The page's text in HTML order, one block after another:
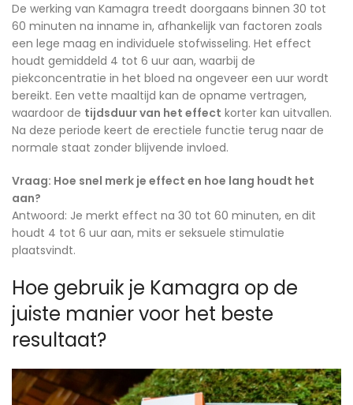
De werking van Kamagra treedt doorgaans binnen 30 tot
60 minuten na inname in, afhankelijk van factoren zoals
een lege maag en individuele stofwisseling. Het effect
houdt gemiddeld 4 tot 6 uur aan, waarbij de
piekconcentratie in het bloed na ongeveer een uur wordt
bereikt. Een vette maaltijd kan de opname vertragen,
waardoor de tijdsduur van het effect korter kan uitvallen.
Na deze periode keert de erectiele functie terug naar de
normale staat zonder blijvende invloed.
Vraag: Hoe snel merk je effect en hoe lang houdt het
aan?
Antwoord: Je merkt effect na 30 tot 60 minuten, en dit
houdt 4 tot 6 uur aan, mits er seksuele stimulatie
plaatsvindt.
Hoe gebruik je Kamagra op de
juiste manier voor het beste
resultaat?